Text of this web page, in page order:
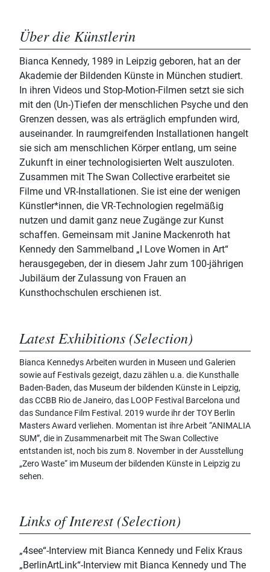
Über die Künstlerin
Bianca Kennedy, 1989 in Leipzig geboren, hat an der
Akademie der Bildenden Künste in München studiert.
In ihren Videos und Stop-Motion-Filmen setzt sie sich
mit den (Un-)Tiefen der menschlichen Psyche und den
Grenzen dessen, was als erträglich empfunden wird,
auseinander. In raumgreifenden Installationen hangelt
sie sich am menschlichen Körper entlang, um seine
Zukunft in einer technologisierten Welt auszuloten.
Zusammen mit The Swan Collective erarbeitet sie
Filme und VR-Installationen. Sie ist eine der wenigen
Künstler*innen, die VR-Technologien regelmäßig
nutzen und damit ganz neue Zugänge zur Kunst
schaffen. Gemeinsam mit Janine Mackenroth hat
Kennedy den Sammelband „I Love Women in Art“
herausgegeben, der in diesem Jahr zum 100-jährigen
Jubiläum der Zulassung von Frauen an
Kunsthochschulen erschienen ist.
Latest Exhibitions (Selection)
Bianca Kennedys Arbeiten wurden in Museen und Galerien
sowie auf Festivals gezeigt, dazu zählen u.a. die Kunsthalle
Baden-Baden, das Museum der bildenden Künste in Leipzig,
das CCBB Rio de Janeiro, das LOOP Festival Barcelona und
das Sundance Film Festival. 2019 wurde ihr der TOY Berlin
Masters Award verliehen. Momentan ist ihre Arbeit “ANIMALIA
SUM”, die in Zusammenarbeit mit The Swan Collective
entstanden ist, noch bis zum 8. November in der Ausstellung
„Zero Waste“ im Museum der bildenden Künste in Leipzig zu
sehen.
Links of Interest (Selection)
„4see“-Interview mit Bianca Kennedy und Felix Kraus
„BerlinArtLink“-Interview mit Bianca Kennedy und The